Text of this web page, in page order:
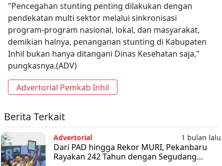
"Pencegahan stunting penting dilakukan dengan
pendekatan multi sektor melalui sinkronisasi
program-program nasional, lokal, dan masyarakat,
demikian halnya, penanganan stunting di Kabupaten
Inhil bukan hanya ditangani Dinas Kesehatan saja,"
pungkasnya.(ADV)
Advertorial Pemkab Inhil
Berita Terkait
Advertorial 1 bulan lalu
Dari PAD hingga Rekor MURI, Pekanbaru
Rayakan 242 Tahun dengan Segudang